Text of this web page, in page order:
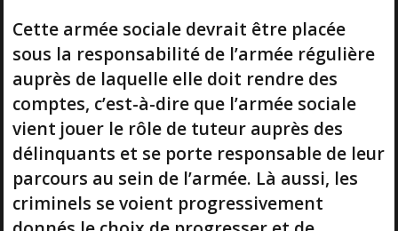
Cette armée sociale devrait être placée
sous la responsabilité de l’armée régulière
auprès de laquelle elle doit rendre des
comptes, c’est-à-dire que l’armée sociale
vient jouer le rôle de tuteur auprès des
délinquants et se porte responsable de leur
parcours au sein de l’armée. Là aussi, les
criminels se voient progressivement